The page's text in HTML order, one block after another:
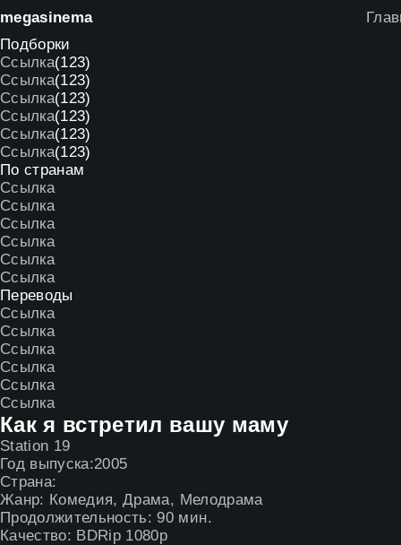
megasinema
Подборки
Ссылка(123)
Ссылка(123)
Ссылка(123)
Ссылка(123)
Ссылка(123)
Ссылка(123)
По странам
Ссылка
Ссылка
Ссылка
Ссылка
Ссылка
Ссылка
Переводы
Ссылка
Ссылка
Ссылка
Ссылка
Ссылка
Ссылка
Как я встретил вашу маму
Station 19
Год выпуска:2005
Страна:
Жанр: Комедия,Драма, Мелодрама
Продолжительность: 90 мин.
Качество: BDRip 1080p